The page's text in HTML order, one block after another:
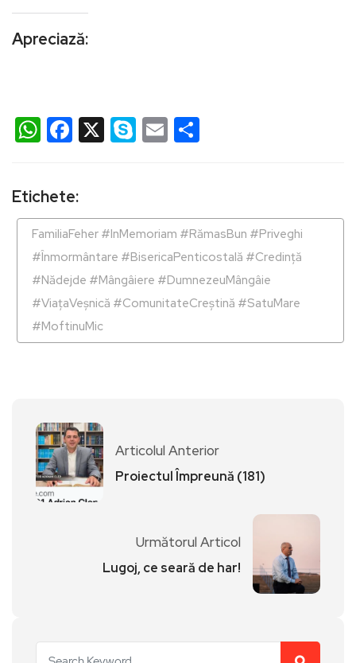
Apreciază:
WhatsApp
Facebook
X Skype
Email
Etichete:
FamiliaFeher #InMemoriam #RămasBun #Priveghi
#Înmormântare #BisericaPenticostală #Credință
#Nădejde #Mângâiere #DumnezeuMângâie
#ViațaVeșnică #ComunitateCreștină #SatuMare
#MoftinuMic
Articolul Anterior
Proiectul Împreună (181)
Următorul Articol
Lugoj, ce seară de har!